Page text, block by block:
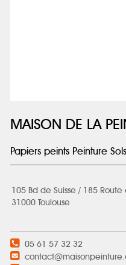
MAISON DE LA
Papiers peints Peinture Sols
105 Bd de Suisse / 185
31000 Toulouse
05 61 57 32 32